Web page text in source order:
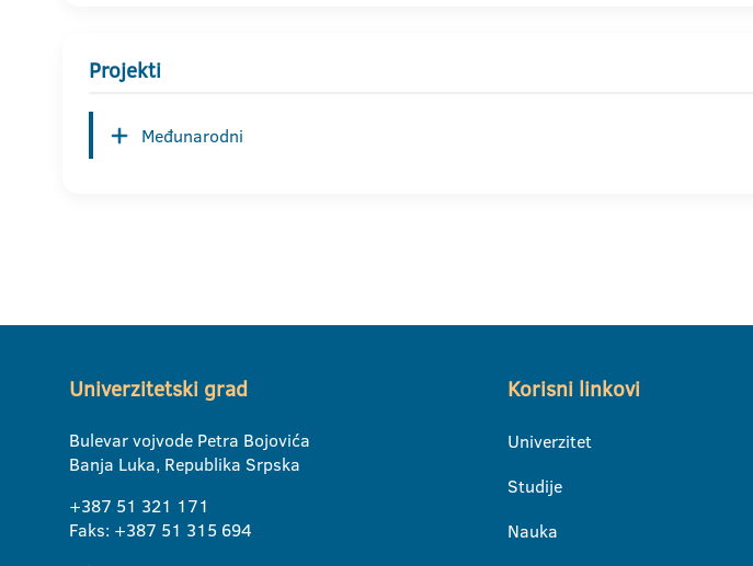
Projekti
Međunarodni
Univerzitetski grad
Bulevar vojvode Petra Bojovića
Banja Luka, Republika Srpska
+387 51 321 171
Faks: +387 51 315 694
Korisni linkovi
Univerzitet
Studije
Nauka